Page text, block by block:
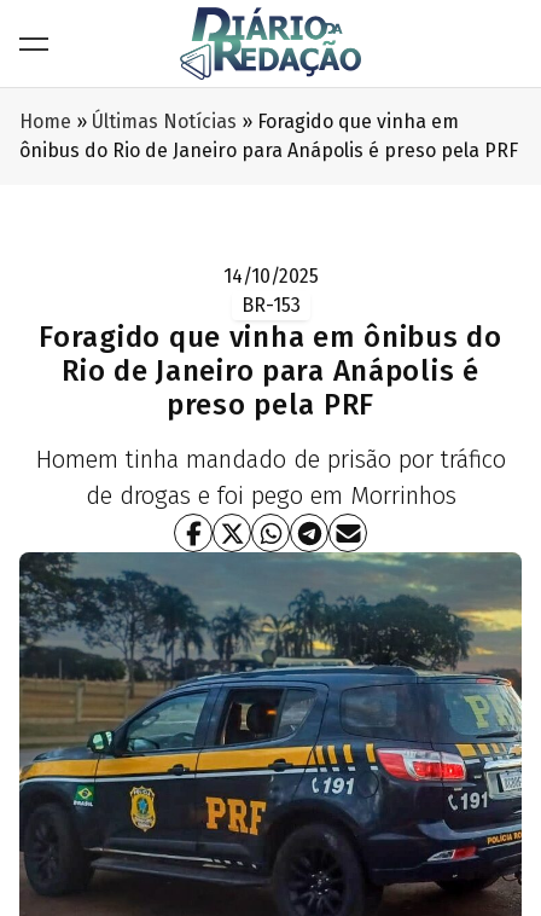
Home » Últimas Notícias » Foragido que vinha em
ônibus do Rio de Janeiro para Anápolis é preso pela PRF
14/10/2025
BR-153
Foragido que vinha em ônibus do
Rio de Janeiro para Anápolis é
preso pela PRF
Homem tinha mandado de prisão por tráfico
de drogas e foi pego em Morrinhos